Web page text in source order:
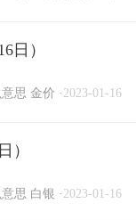
日）
思 金价 · 2023-01-16
）
思 白银 · 2023-01-16